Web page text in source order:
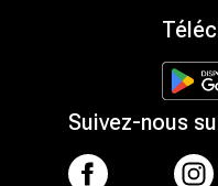
Suivez-nous